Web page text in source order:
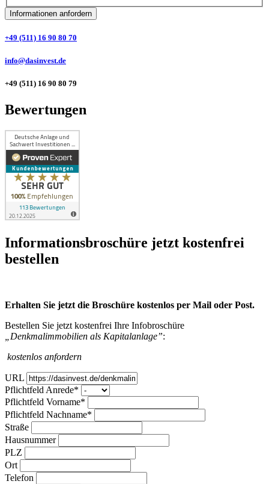
Informationen anfordern
+49 (511) 16 90 80 70
info@dasinvest.de
+49 (511) 16 90 80 79
Bewertungen
Infor­mations­broschüre jetzt kosten­frei
bestellen
Erhalten Sie jetzt die Broschüre kostenlos per Mail oder Post.
Bestellen Sie jetzt kostenfrei Ihre Infobroschüre
„Denkmalimmobilien als Kapitalanlage”:
kostenlos anfordern
URL
Pflichtfeld Anrede*
Pflichtfeld Vorname*
Pflichtfeld Nachname*
Straße
Hausnummer
PLZ
Ort
Telefon